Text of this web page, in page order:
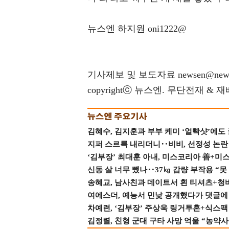
뉴스엔 하지원 oni1222@
기사제보 및 보도자료
copyrightⓒ 뉴스엔. 무단전재 & 재
김혜수, 김지훈과 부부 케미 ‘얼빡샷’에도
지퍼 스르륵 내리더니‥비비, 선정성 논
‘김부장’ 최대훈 아내, 미스코리아 善+미
신동 살 너무 뺐나‥37㎏ 감량 부작용 “
송혜교, 남사친과 데이트서 흰 티셔츠+
여에스더, 예능서 민낯 공개했다가 댓글
차예련, ‘김부장’ 주상욱 링거투혼+식스
김정렬, 친형 군대 구타 사망 억울 “농약